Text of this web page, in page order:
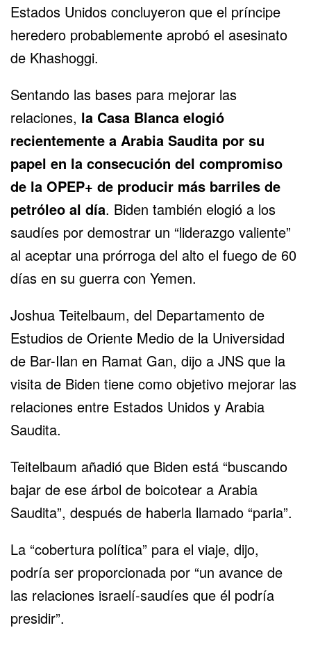
Estados Unidos concluyeron que el príncipe
heredero probablemente aprobó el asesinato
de Khashoggi.
Sentando las bases para mejorar las
relaciones, la Casa Blanca elogió
recientemente a Arabia Saudita por su
papel en la consecución del compromiso
de la OPEP+ de producir más barriles de
petróleo al día. Biden también elogió a los
saudíes por demostrar un “liderazgo valiente”
al aceptar una prórroga del alto el fuego de 60
días en su guerra con Yemen.
Joshua Teitelbaum, del Departamento de
Estudios de Oriente Medio de la Universidad
de Bar-Ilan en Ramat Gan, dijo a JNS que la
visita de Biden tiene como objetivo mejorar las
relaciones entre Estados Unidos y Arabia
Saudita.
Teitelbaum añadió que Biden está “buscando
bajar de ese árbol de boicotear a Arabia
Saudita”, después de haberla llamado “paria”.
La “cobertura política” para el viaje, dijo,
podría ser proporcionada por “un avance de
las relaciones israelí-saudíes que él podría
presidir”.